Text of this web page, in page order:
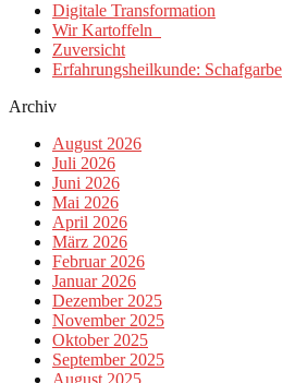
Digitale Transformation
Wir Kartoffeln
Zuversicht
Erfahrungsheilkunde: Schafgarbe
Archiv
August 2026
Juli 2026
Juni 2026
Mai 2026
April 2026
März 2026
Februar 2026
Januar 2026
Dezember 2025
November 2025
Oktober 2025
September 2025
August 2025